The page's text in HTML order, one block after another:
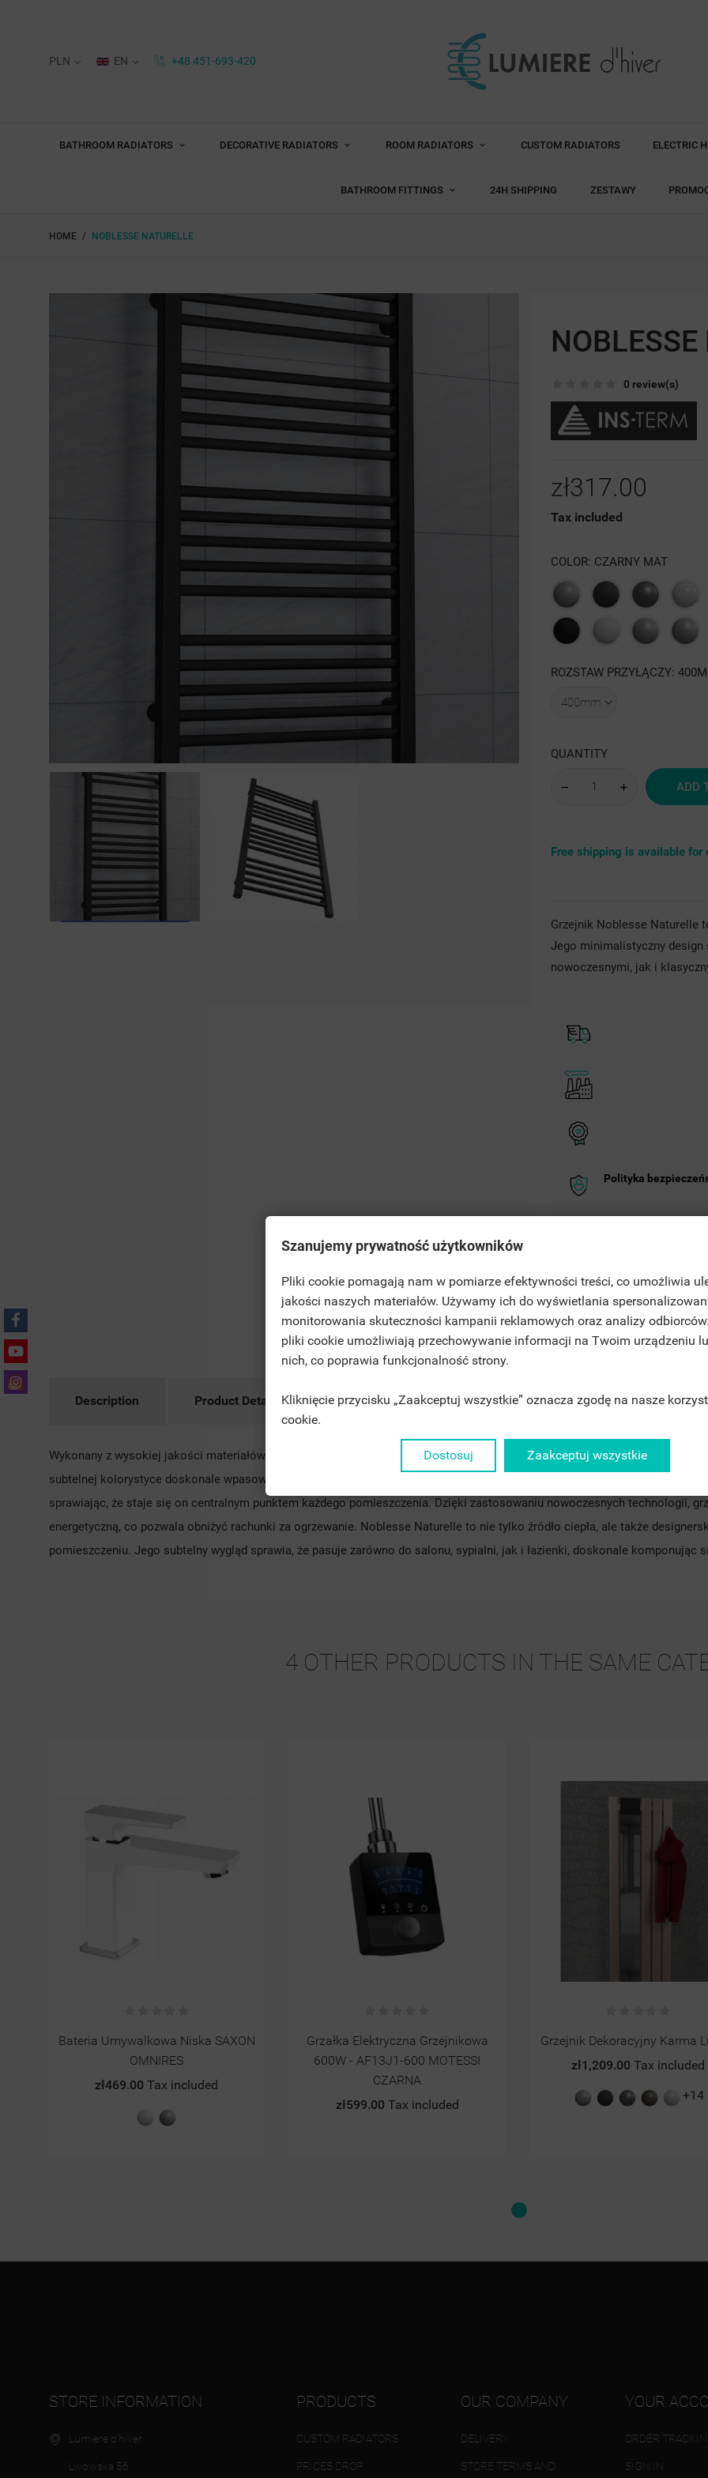
PLN EN +48 451-693-420
BATHROOM RADIATORS DECORATIVE RADIATORS ROOM RADIATORS CUSTOM RADIATORS ELECTRIC
BATHROOM FITTINGS 24H SHIPPING ZESTAWY
HOME NOBLESSE NATURELLE
0 review(s)
zł317.00
Tax included
COLOR: CZARNY MAT
Szary
struktura
Grafit Antracyt
struktura
Biały
Czarna
struktura
Biały
mat
struktura
Szary 4
luty
ROZSTAW PRZYŁĄCZY:
QUANTITY
ADD
Free shipping is available for
Grzejnik Noblesse Naturelle
Jego minimalistyczny design
nowoczesnymi, jak i
Polityka
Zasady zwrotu
Description Product Details Accessories Comments
Wykonany z wysokiej jakości materiałów, Noblesse Naturelle nie tylko doskonale ogrzewa pomieszczenie, ale także
subtelnej kolorystyce doskonale wpasowuje się w różnorodne aranżacje wnętrz, dodając im elegancji i uroku. Jego gładka
sprawiając, że staje się on centralnym punktem każdego pomieszczenia. Dzięki zastosowaniu nowoczesnych technologii,
energetyczną, co pozwala obniżyć rachunki za ogrzewanie. Noblesse Naturelle to nie tylko źródło ciepła, ale także
pomieszczeniu. Jego subtelny wygląd sprawia, że pasuje zarówno do salonu, sypialni, jak i łazienki, doskonale komponując
4 OTHER PRODUCTS IN THE SAME
Grzałka Elektryczna Grzejnikowa
600W - AF13J1-600 MOTESSI
CZARNA
Grzejnik Dekoracyjny Karma Lustro
zł1,209.00 Tax included
SzaryGrafitAntracyt
QuartzBiały
Bateria Umywalkowa FERRO
ECOLOGICA CHROM
STORE INFORMATION
Lumiere d'hiver
Lwowska 56
PRODUCTS
CUSTOM RADIATORS
PRICES DROP
OUR COMPANY
DELIVERY
STORE TERMS AND
YOUR
ORDER
SIGN IN
MOJE LISTY ŻYCZEŃ
add_circle_outlineUTWÓRZ NOWĄ
((TITLE))
((LABEL))
SIGN IN
YOU NEED TO BE LOGGED IN TO SAVE PRODUCTS IN YOUR WISHLIST.
Szanujemy prywatność użytkowników
Pliki cookie pomagają nam w pomiarze efektywności treści, co umożliwia
jakości naszych materiałów. Używamy ich do wyświetlania
monitorowania skuteczności kampanii reklamowych oraz analizy
pliki cookie umożliwiają przechowywanie informacji na Twoim urządzeniu
nich, co poprawia funkcjonalność strony.
Kliknięcie przycisku „Zaakceptuj wszystkie” oznacza zgodę na nasze
cookie.
Dostosuj Zaakceptuj wszystkie